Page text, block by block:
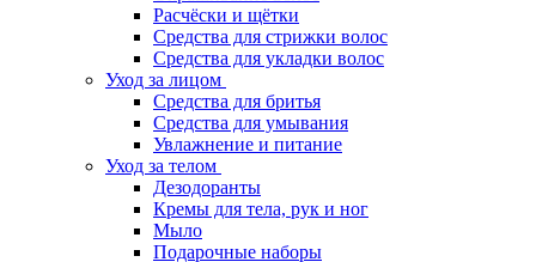
Расчёски и щётки
Средства для стрижки волос
Средства для укладки волос
Уход за лицом
Средства для бритья
Средства для умывания
Увлажнение и питание
Уход за телом
Дезодоранты
Кремы для тела, рук и ног
Мыло
Подарочные наборы